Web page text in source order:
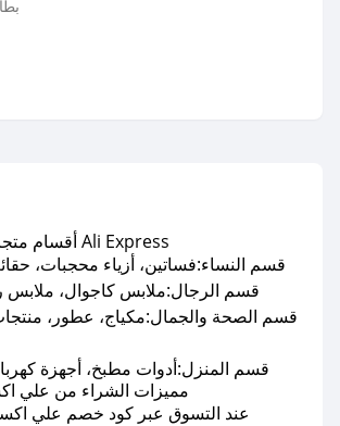
أقسام متجر علي اكسبرس Ali Express
قسم النساء:فساتين، أزياء محجبات،
قسم الرجال:ملابس كاجوال،
قسم الصحة والجمال:مكياج، عطور، منتجات
قسم المنزل:أدوات مطبخ، أجهزة
مميزات الشراء من علي
عند التسوق عبر كود خصم علي